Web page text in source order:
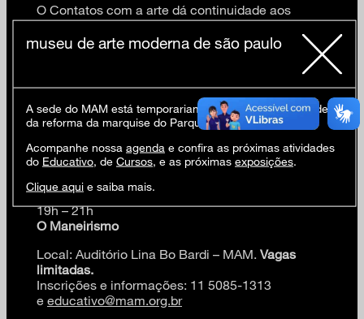
O Contatos com a arte dá continuidade aos
encontros mensais sobre história da arte com o
professor Felipe Martinez. Dessa vez, o tema será o
, termo cunhado pelos historiadores para
agrupar a produção artística feita entre o período do
alta renascença e o início das primeiras
manifestações do
Barroco
. Serão analisadas as
diferentes características deste período, por meio
das obras de importantes artistas, como
Parmigianino, Bronzino, Cellini e Pontormo.
Esta programação é exclusiva para Professores,
19 mai (qui)
19h – 21h
O Maneirismo
Local: Auditório Lina Bo Bardi – MAM. Vagas
limitadas.
Inscrições e informações: 11 5085-1313
e educativo@mam.org.br
museu de arte moderna de são paulo
A sede do MAM está temporariamente fechada em virtude
da reforma da marquise do Parque Ibirapuera.
Acompanhe nossa agenda e confira as próximas atividades
do Educativo, de Cursos, e as próximas exposições.
Clique aqui e saiba mais.